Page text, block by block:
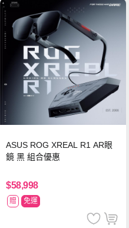
ASUS ROG XREAL R1 AR眼
鏡 黑 組合優惠
$58,998
贈 免運